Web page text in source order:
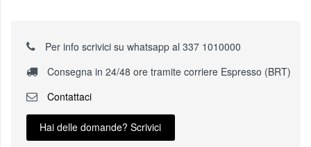
Per info scrivici su whatsapp al 337 1010000
Consegna in 24/48 ore tramite corriere Espresso (BRT)
Contattaci
Hai delle domande? Scrivici